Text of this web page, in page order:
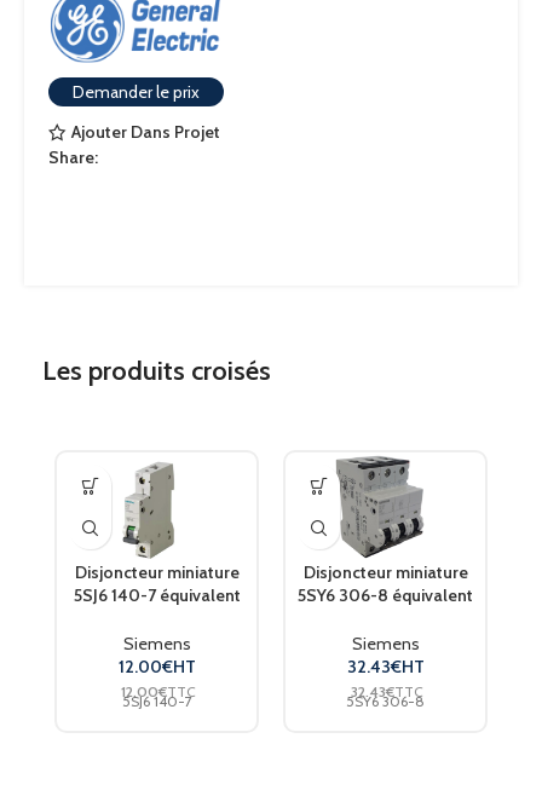
Demander le prix
Ajouter Dans Projet
Share:
Les produits croisés
Disjoncteur miniature
5SJ6 140-7 équivalent
Siemens
12.00€HT
12.00€TTC
5SJ6 140-7
Disjoncteur miniature
5SY6 306-8 équivalent
Siemens
32.43€HT
32.43€TTC
5SY6 306-8